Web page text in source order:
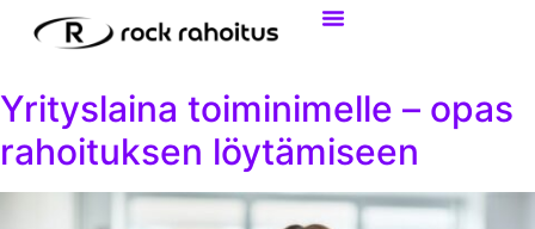
Yrityslaina toiminimelle – opas
rahoituksen löytämiseen